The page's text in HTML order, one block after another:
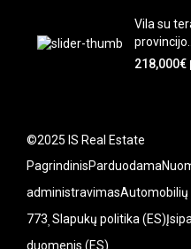
Vila su
provincijo...
218,000€
©2025 IS Real Estate
PagrindinisParduodama
administravimasAutomobilių
773 Slapukų politika (ES)
duomenis (ES)